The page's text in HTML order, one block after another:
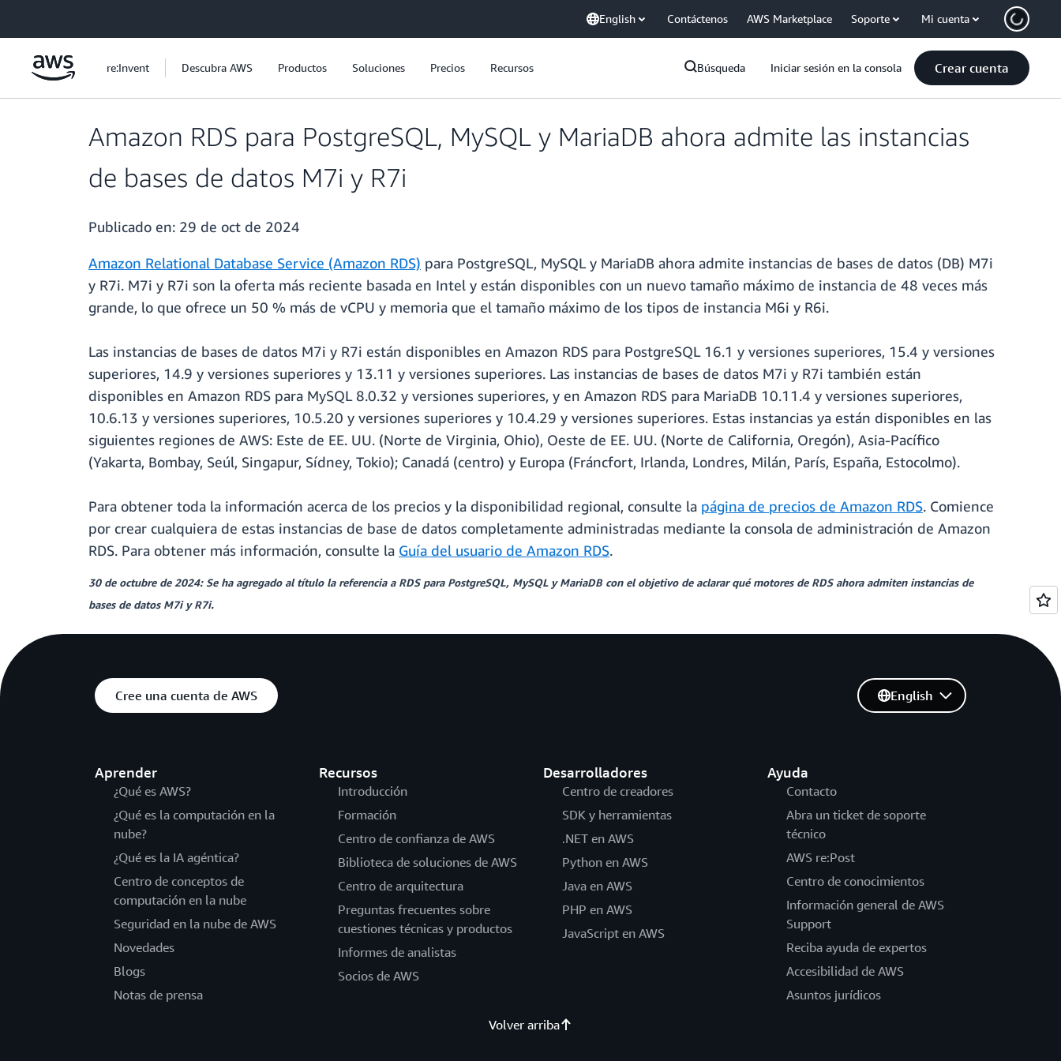
English Contáctenos AWS Marketplace Soporte Mi cuenta
re:Invent Descubra AWS Productos Soluciones Precios Recursos Búsqueda Iniciar sesión en la consola Crear cuenta
Amazon RDS para PostgreSQL, MySQL y MariaDB ahora admite las instancias
de bases de datos M7i y R7i
Publicado en: 29 de oct de 2024
Amazon Relational Database Service (Amazon RDS) para PostgreSQL, MySQL y MariaDB ahora admite instancias de bases de datos (DB) M7i
y R7i. M7i y R7i son la oferta más reciente basada en Intel y están disponibles con un nuevo tamaño máximo de instancia de 48 veces más
grande, lo que ofrece un 50 % más de vCPU y memoria que el tamaño máximo de los tipos de instancia M6i y R6i.
Las instancias de bases de datos M7i y R7i están disponibles en Amazon RDS para PostgreSQL 16.1 y versiones superiores, 15.4 y versiones
superiores, 14.9 y versiones superiores y 13.11 y versiones superiores. Las instancias de bases de datos M7i y R7i también están
disponibles en Amazon RDS para MySQL 8.0.32 y versiones superiores, y en Amazon RDS para MariaDB 10.11.4 y versiones superiores,
10.6.13 y versiones superiores, 10.5.20 y versiones superiores y 10.4.29 y versiones superiores. Estas instancias ya están disponibles en las
siguientes regiones de AWS: Este de EE. UU. (Norte de Virginia, Ohio), Oeste de EE. UU. (Norte de California, Oregón), Asia-Pacífico
(Yakarta, Bombay, Seúl, Singapur, Sídney, Tokio); Canadá (centro) y Europa (Fráncfort, Irlanda, Londres, Milán, París, España, Estocolmo).
Para obtener toda la información acerca de los precios y la disponibilidad regional, consulte la página de precios de Amazon RDS. Comience
por crear cualquiera de estas instancias de base de datos completamente administradas mediante la consola de administración de Amazon
RDS. Para obtener más información, consulte la Guía del usuario de Amazon RDS.
30 de octubre de 2024: Se ha agregado al título la referencia a RDS para PostgreSQL, MySQL y MariaDB con el objetivo de aclarar qué motores de RDS ahora admiten instancias de
bases de datos M7i y R7i.
Cree una cuenta de AWS
Aprender
¿Qué es AWS?
¿Qué es la computación en la
nube?
¿Qué es la IA agéntica?
Centro de conceptos de
computación en la nube
Seguridad en la nube de AWS
Novedades
Blogs
Notas de prensa
Recursos
Introducción
Formación
Centro de confianza de AWS
Biblioteca de soluciones de AWS
Centro de arquitectura
Preguntas frecuentes sobre
cuestiones técnicas y productos
Informes de analistas
Socios de AWS
Desarrolladores
Centro de creadores
SDK y herramientas
.NET en AWS
Python en AWS
Java en AWS
PHP en AWS
JavaScript en AWS
Ayuda
Contacto
Abra un ticket de soporte
técnico
AWS re:Post
Centro de conocimientos
Información general de AWS
Support
Reciba ayuda de expertos
Accesibilidad de AWS
Asuntos jurídicos
English
Volver arriba